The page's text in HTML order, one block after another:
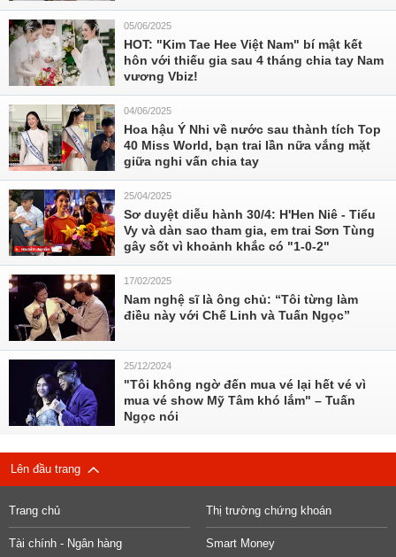
05/06/2025
HOT: "Kim Tae Hee Việt Nam" bí mật kết
hôn với thiếu gia sau 4 tháng chia tay Nam
vương Vbiz!
04/06/2025
Hoa hậu Ý Nhi về nước sau thành tích Top
40 Miss World, bạn trai lần nữa vắng mặt
giữa nghi vấn chia tay
25/04/2025
Sơ duyệt diễu hành 30/4: H'Hen Niê - Tiểu
Vy và dàn sao tham gia, em trai Sơn Tùng
gây sốt vì khoảnh khắc có "1-0-2"
17/02/2025
Nam nghệ sĩ là ông chủ: “Tôi từng làm
điều này với Chế Linh và Tuấn Ngọc”
25/12/2024
"Tôi không ngờ đến mua vé lại hết vé vì
mua vé show Mỹ Tâm khó lắm" – Tuấn
Ngọc nói
Lên đầu trang
Trang chủ Thị trường chứng khoán
Tài chính - Ngân hàng Smart Money